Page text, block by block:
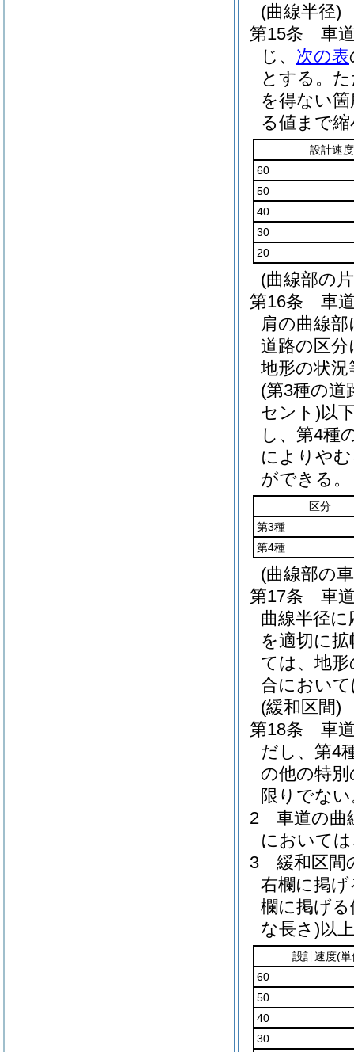
(曲線半径)
第15条
車
じ、 次の表
とする。
を得ない
る値まで
設計速度
60
50
40
30
20
(曲線部の
第16条
車
肩の曲線
道路の区分
地形の状
(第3種の道
セント)以
し、第4種
によりや
ができる。
区分
第3種
第4種
(曲線部の
第17条
車
曲線半径
を適切に
ては、地
合におい
(緩和区間)
第18条
車
だし、第4
の他の特
限りでな
2
車道の曲
において
3
緩和区間
右欄に掲げ
欄に掲げ
な長さ)以
設計速度(単
60
50
40
30